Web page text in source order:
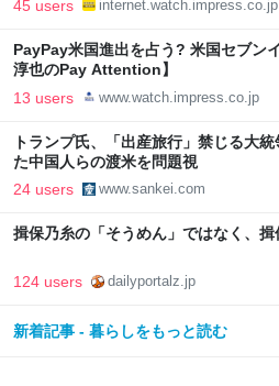
45 users internet.watch.impress.co.jp
PayPay米国進出を占う? 米国セブン
淳也のPay Attention】
13 users www.watch.impress.co.jp
トランプ氏、「出産旅行」禁じる大
た中国人らの渡米を問題視
24 users www.sankei.com
揖保乃糸の「そうめん」ではなく、
124 users dailyportalz.jp
新着記事 - 暮らしをもっと読む